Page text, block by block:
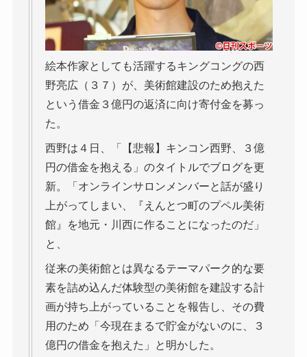
絵本作家としても活躍するキングコングの西
野亮広（３７）が、美術館建設のため抱えた
という借金３億円の返済に向け寄付金を募っ
た。
西野は４日、「【悲報】キンコン西野、３億
円の借金を抱える」のタイトルでブログを更
新。「オンラインサロンメンバーと話が盛り
上がってしまい、『えんとつ町のプペル美術
館』を地元・川西に作ることになったのだ」
と、
従来の美術館とは異なるテーマパーク的な要
素を詰め込んだ体験型の美術館を建設する計
画が持ち上がっていることを報告し、その費
用のため「今現在まるで貯金がないのに、３
億円の借金を抱えた」と明かした。